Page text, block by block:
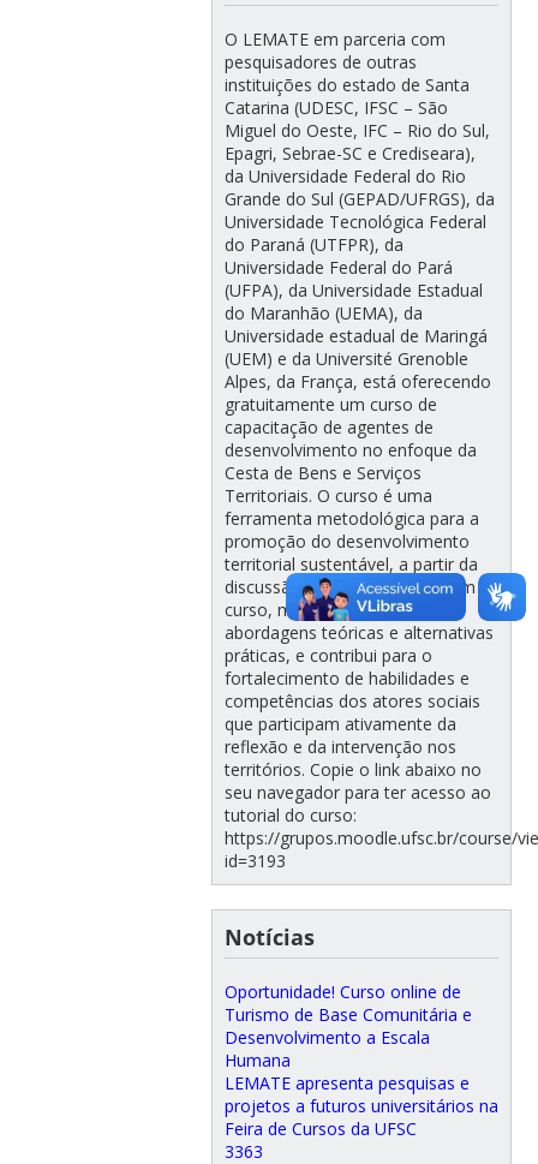
O LEMATE em parceria com
pesquisadores de outras
instituições do estado de Santa
Catarina (UDESC, IFSC – São
Miguel do Oeste, IFC – Rio do Sul,
Epagri, Sebrae-SC e Crediseara),
da Universidade Federal do Rio
Grande do Sul (GEPAD/UFRGS), da
Universidade Tecnológica Federal
do Paraná (UTFPR), da
Universidade Federal do Pará
(UFPA), da Universidade Estadual
do Maranhão (UEMA), da
Universidade estadual de Maringá
(UEM) e da Université Grenoble
Alpes, da França, está oferecendo
gratuitamente um curso de
capacitação de agentes de
desenvolvimento no enfoque da
Cesta de Bens e Serviços
Territoriais. O curso é uma
ferramenta metodológica para a
promoção do desenvolvimento
territorial sustentável, a partir da
discussão de experiências já em
curso, mas também de novas
abordagens teóricas e alternativas
práticas, e contribui para o
fortalecimento de habilidades e
competências dos atores sociais
que participam ativamente da
reflexão e da intervenção nos
territórios. Copie o link abaixo no
seu navegador para ter acesso ao
tutorial do curso:
https://grupos.moodle.ufsc.br/course/
id=3193
Notícias
Oportunidade! Curso online de
Turismo de Base Comunitária e
Desenvolvimento a Escala
Humana
LEMATE apresenta pesquisas e
projetos a futuros universitários na
Feira de Cursos da UFSC
3363